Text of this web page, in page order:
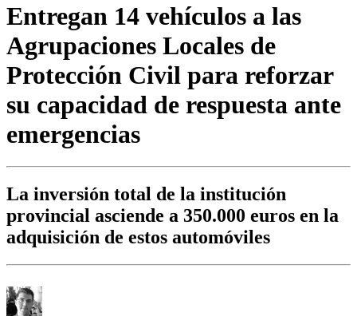
Entregan 14 vehículos a las
Agrupaciones Locales de
Protección Civil para reforzar
su capacidad de respuesta ante
emergencias
La inversión total de la institución
provincial asciende a 350.000 euros en la
adquisición de estos automóviles